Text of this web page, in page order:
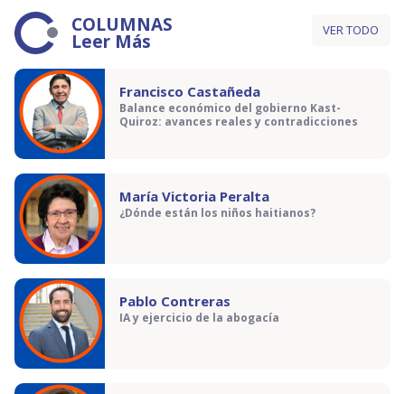
COLUMNAS
Leer Más VER TODO
Francisco Castañeda
Balance económico del gobierno Kast-
Quiroz: avances reales y contradicciones
María Victoria Peralta
¿Dónde están los niños haitianos?
Pablo Contreras
IA y ejercicio de la abogacía